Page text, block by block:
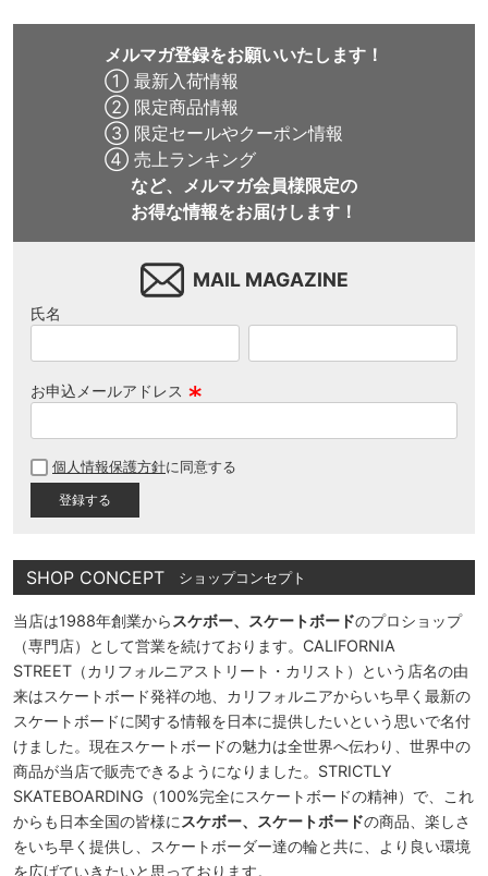
メルマガ登録をお願いいたします！
① 最新入荷情報
② 限定商品情報
③ 限定セールやクーポン情報
④ 売上ランキング
など、メルマガ会員様限定の
お得な情報をお届けします！
MAIL MAGAZINE
氏名
お申込メールアドレス
須
個人情報保護方針に同意する
SHOP CONCEPT ショップコンセプト
当店は1988年創業から スケボー、スケートボードのプロショップ
（専門店）として営業を続けております。CALIFORNIA
STREET（カリフォルニアストリート・カリスト）という店名の由
来はスケートボード発祥の地、カリフォルニアからいち早く最新の
スケートボードに関する情報を日本に提供したいという思いで名付
けました。現在スケートボードの魅力は全世界へ伝わり、世界中の
商品が当店で販売できるようになりました。STRICTLY
SKATEBOARDING（100%完全にスケートボードの精神）で、これ
からも日本全国の皆様に スケボー、スケートボードの商品、楽しさ
をいち早く提供し、スケートボーダー達の輪と共に、より良い環境
を広げていきたいと思っております。